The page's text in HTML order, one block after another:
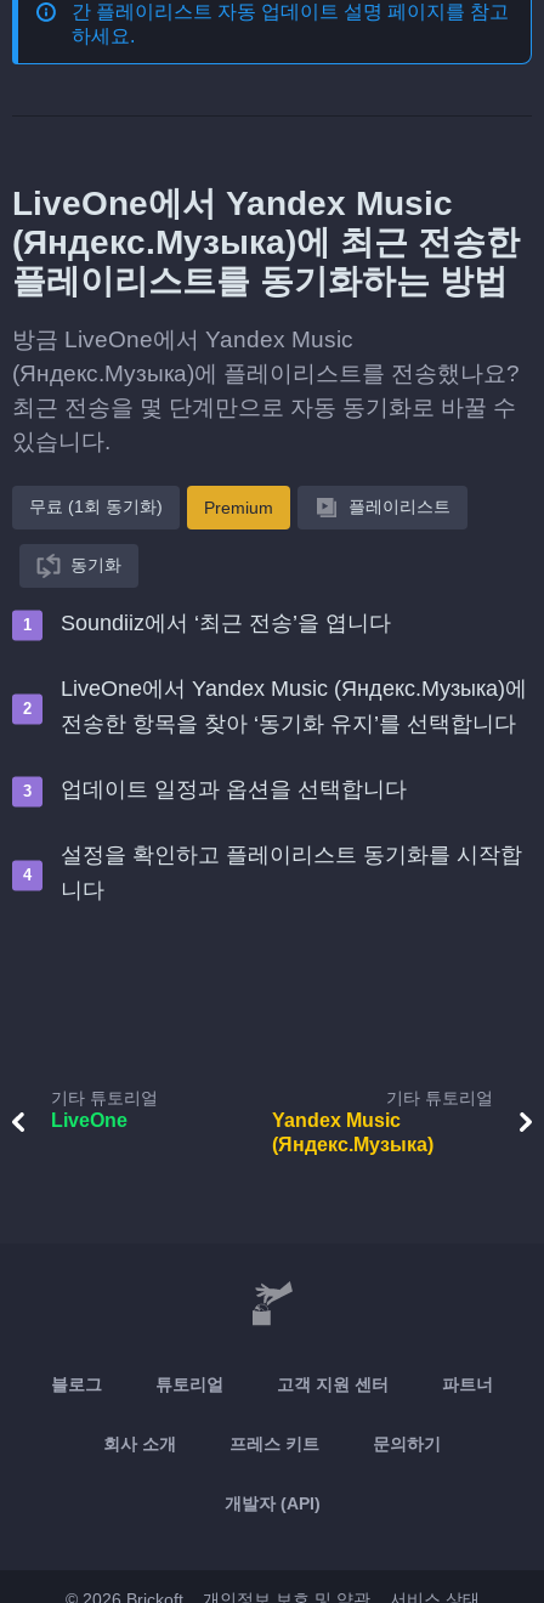
간 플레이리스트 자동 업데이트 설명 페이지를 참고
하세요.
LiveOne에서 Yandex Music
(Яндекс.Музыка)에 최근 전송한
플레이리스트를 동기화하는 방법
방금 LiveOne에서 Yandex Music
(Яндекс.Музыка)에 플레이리스트를 전송했나요?
최근 전송을 몇 단계만으로 자동 동기화로 바꿀 수
있습니다.
무료 (1회 동기화) Premium 플레이리스트
동기화
Soundiiz에서 ‘최근 전송’을 엽니다
LiveOne에서 Yandex Music (Яндекс.Музыка)에
전송한 항목을 찾아 ‘동기화 유지’를 선택합니다
업데이트 일정과 옵션을 선택합니다
설정을 확인하고 플레이리스트 동기화를 시작합
니다
기타 튜토리얼
LiveOne
기타 튜토리얼
Yandex Music
(Яндекс.Музыка)
블로그 튜토리얼 고객 지원 센터 파트너
회사 소개 프레스 키트 문의하기
개발자 (API)